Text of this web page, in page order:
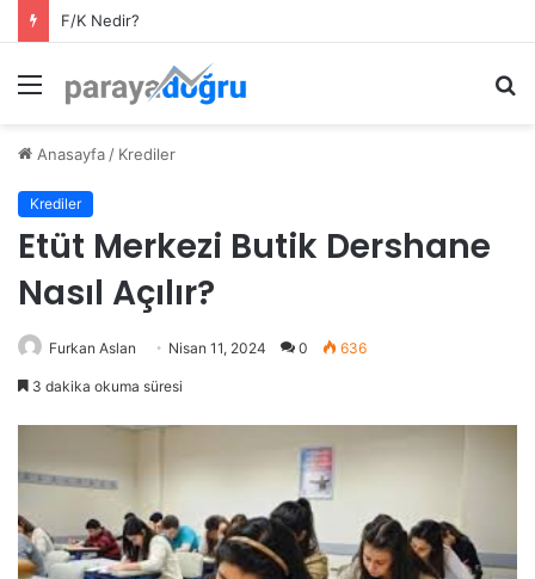
F/K Nedir?
Menü
Anasayfa / Krediler
Krediler
Etüt Merkezi Butik Dershane
Nasıl Açılır?
Furkan Aslan Nisan 11, 2024 0 636
3 dakika okuma süresi